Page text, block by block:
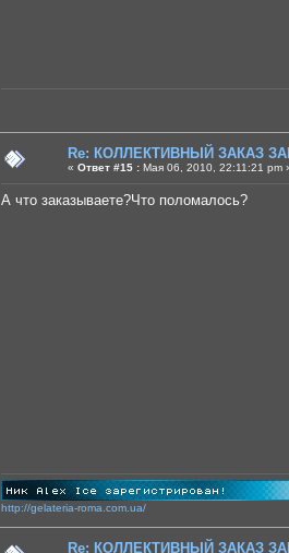
Re: КОЛЛЕКТИВНЫЙ ЗАКАЗ
« Ответ #15 : Мая 06, 2010, 22:11:21 pm
А что заказываете?Что поломалось?
http://gelateria-roma.com.ua/
Re: КОЛЛЕКТИВНЫЙ ЗАКАЗ